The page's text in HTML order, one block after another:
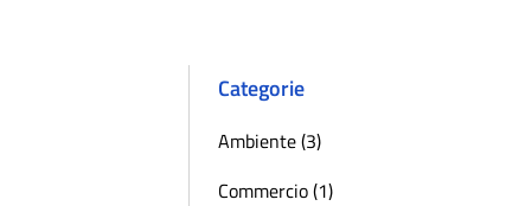
Categorie
Ambiente (3)
Commercio (1)